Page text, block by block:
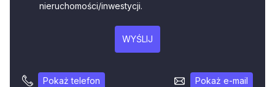
nieruchomości/inwestycji.
WYŚLIJ
Pokaż telefon Pokaż e-mail